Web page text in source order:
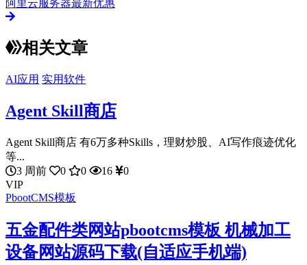
阿里云服务器最新优惠
相关文章
AI应用 实用软件
Agent Skill商店
Agent Skill商店 有6万多种Skills，理财炒股、AI写作痕迹优化
等...
3 周前
0 0 16
0
VIP
PbootCMS模板
五金配件类网站pbootcms模板 机械加工
设备网站源码下载(自适应手机端)